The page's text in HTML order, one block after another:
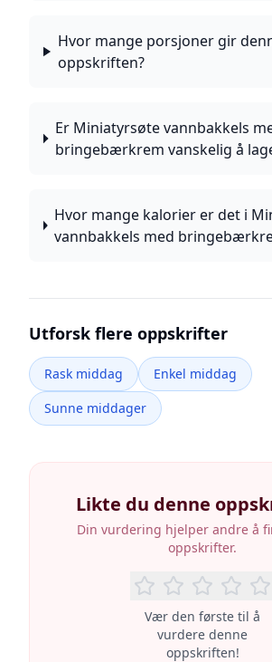
Hvor mange porsjoner gir
oppskriften?
Er Miniatyrsøte vannbakkels
bringebærkrem vanskelig å
Hvor mange kalorier er det i
vannbakkels med
Utforsk flere oppskrifter
Rask middag
Enkel middag
Sunne middager
Likte du denne
Din vurdering hjelper andre å
oppskrifter.
Vær den første til å
vurdere denne
oppskriften!